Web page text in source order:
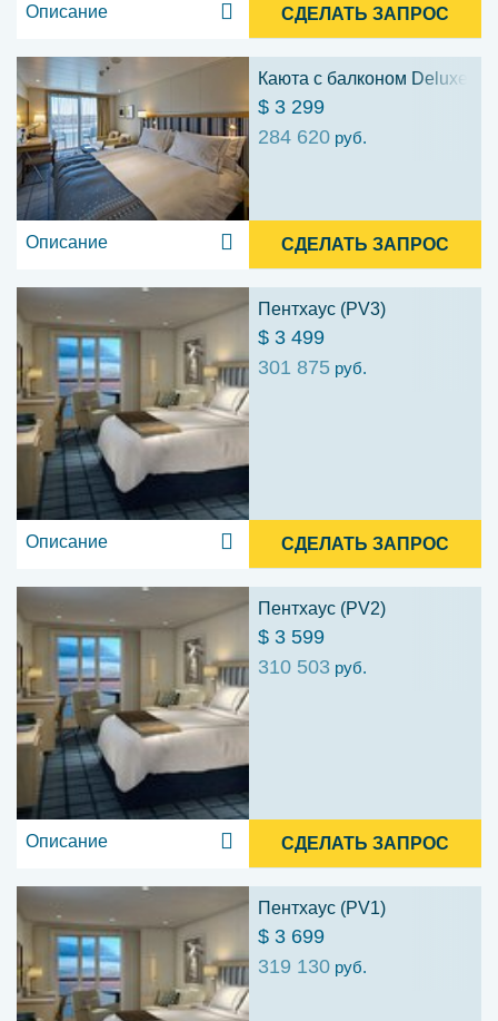
Описание СДЕЛАТЬ ЗАПРОС
Каюта с балконом Deluxe
$ 3 299
284 620 руб.
Описание СДЕЛАТЬ ЗАПРОС
Пентхаус (PV3)
$ 3 499
301 875 руб.
Описание СДЕЛАТЬ ЗАПРОС
Пентхаус (PV2)
$ 3 599
310 503 руб.
Описание СДЕЛАТЬ ЗАПРОС
Пентхаус (PV1)
$ 3 699
319 130 руб.